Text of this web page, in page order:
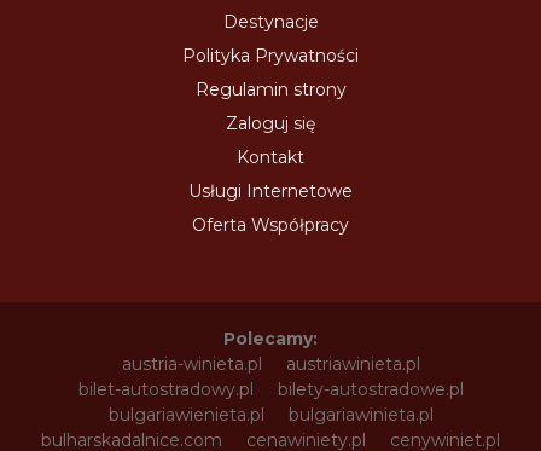
Destynacje
Polityka Prywatności
Regulamin strony
Zaloguj się
Kontakt
Usługi Internetowe
Oferta Współpracy
Polecamy:
austria-winieta.pl
austriawinieta.pl
bilet-autostradowy.pl
bilety-autostradowe.pl
bulgariawienieta.pl
bulgariawinieta.pl
bulharskadalnice.com
cenawiniety.pl
cenywiniet.pl